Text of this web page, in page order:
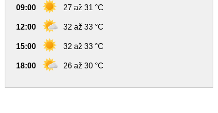
09:00 27 až 31 °C
12:00 32 až 33 °C
15:00 32 až 33 °C
18:00 26 až 30 °C